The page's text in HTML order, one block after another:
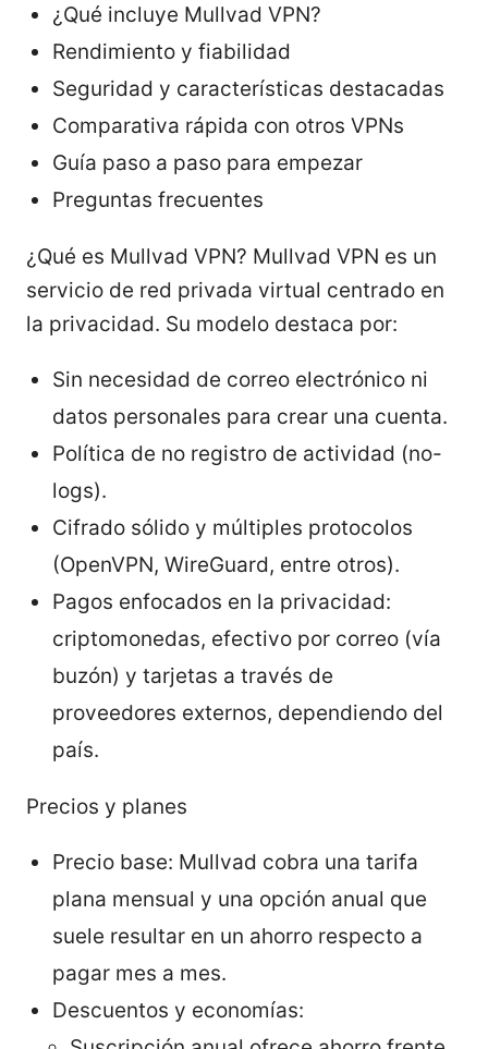
¿Qué incluye Mullvad VPN?
Rendimiento y fiabilidad
Seguridad y características destacadas
Comparativa rápida con otros VPNs
Guía paso a paso para empezar
Preguntas frecuentes
¿Qué es Mullvad VPN? Mullvad VPN es un
servicio de red privada virtual centrado en
la privacidad. Su modelo destaca por:
Sin necesidad de correo electrónico ni
datos personales para crear una cuenta.
Política de no registro de actividad (no-
logs).
Cifrado sólido y múltiples protocolos
(OpenVPN, WireGuard, entre otros).
Pagos enfocados en la privacidad:
criptomonedas, efectivo por correo (vía
buzón) y tarjetas a través de
proveedores externos, dependiendo del
país.
Precios y planes
Precio base: Mullvad cobra una tarifa
plana mensual y una opción anual que
suele resultar en un ahorro respecto a
pagar mes a mes.
Descuentos y economías: